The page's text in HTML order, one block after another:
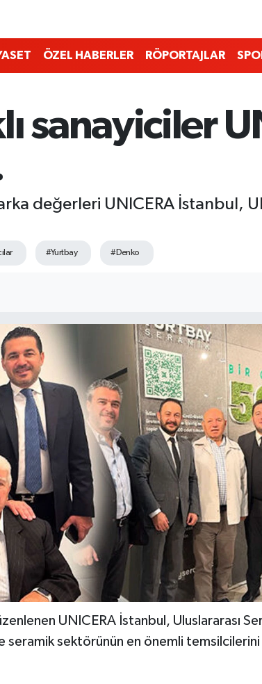
ÖZEL HABERLER RÖPORTAJLAR
sanayiciler
değerleri UNICERA İstanbul,
#Yurtbay #Denko
UNICERA İstanbul, Uluslararası
seramik sektörünün en önemli temsilcilerini